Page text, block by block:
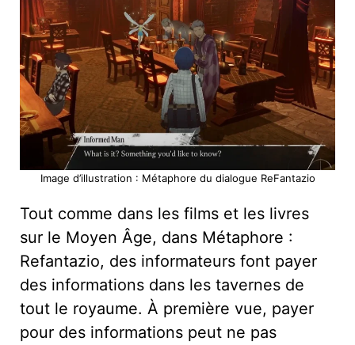
Image d’illustration : Métaphore du dialogue ReFantazio
Tout comme dans les films et les livres
sur le Moyen Âge, dans Métaphore :
Refantazio, des informateurs font payer
des informations dans les tavernes de
tout le royaume. À première vue, payer
pour des informations peut ne pas